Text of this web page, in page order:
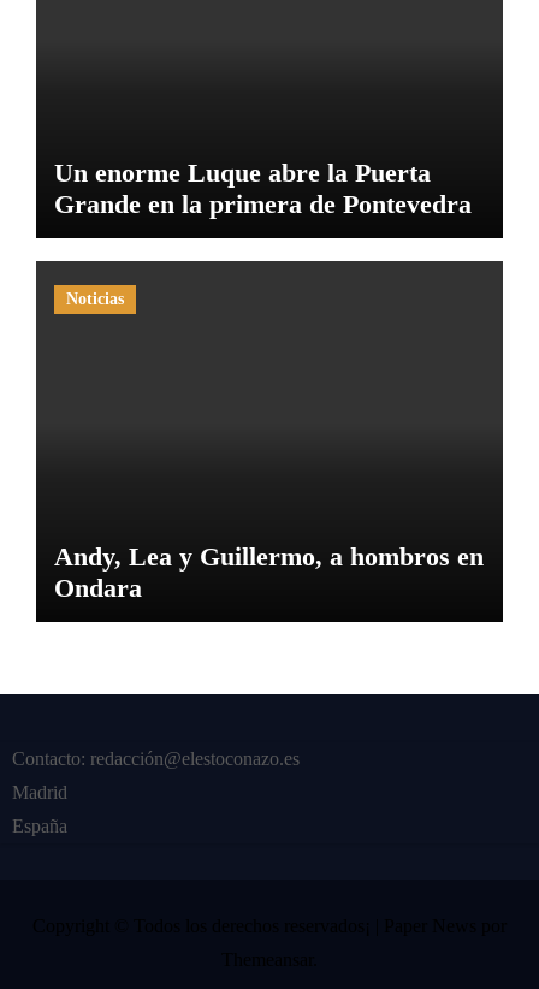
Un enorme Luque abre la Puerta
Grande en la primera de Pontevedra
Noticias
Andy, Lea y Guillermo, a hombros en
Ondara
Contacto: redacción@elestoconazo.es
Madrid
España